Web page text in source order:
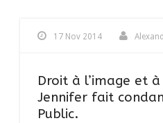
17 Nov 2014
Droit à l’image et
Jennifer fait
Public.